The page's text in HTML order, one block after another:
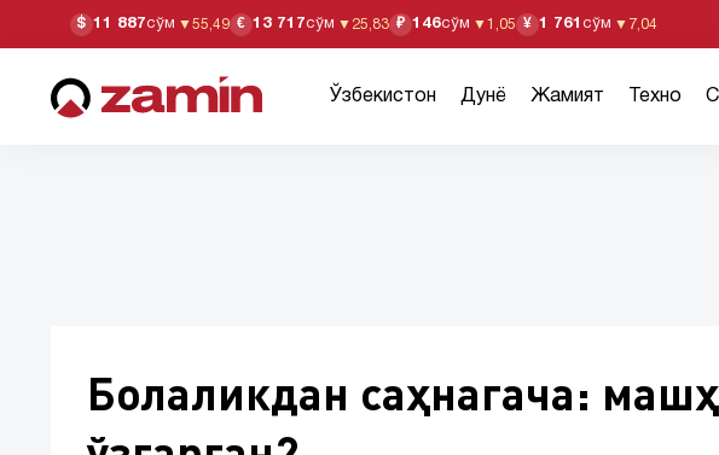
$ 11 887сўм ▼55,49 € 13 717сўм ▼ 25,83 ₽ 146сўм ▼1,05 ¥ 1 761 сўм ▼ 7,04
Ўзбекистон Дунё Жамият Техно
Болаликдан саҳнагача: